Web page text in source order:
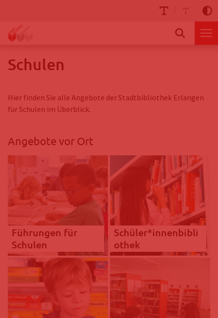
Schulen
Hier finden Sie alle Angebote der Stadtbibliothek Erlangen
für Schulen im Überblick.
Angebote vor Ort
Führungen für
Schulen
Schüler*innenbibli
othek